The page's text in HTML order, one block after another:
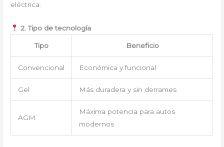
eléctrica.
2. Tipo de tecnología
Tipo Beneficio
Convencional Económica y funcional
Gel Más duradera y sin derrames
AGM
Máxima potencia para autos
modernos